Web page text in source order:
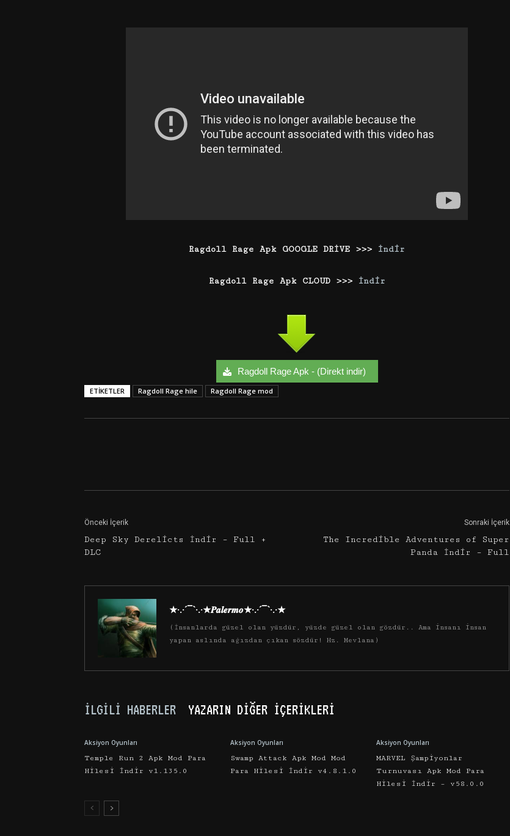
Ragdoll Rage Apk GOOGLE DRİVE >>> İndir
Ragdoll Rage Apk CLOUD >>>İndir
Ragdoll Rage Apk - (Direkt indir)
ETIKETLER Ragdoll Rage hile Ragdoll Rage mod
Önceki İçerik
Deep Sky Derelicts İndir – Full +
DLC
Sonraki İçerik
The Incredible Adventures of Super
Panda İndir – Full
★·.·´¯`·.·★𝑷𝒂𝒍𝒆𝒓𝒎𝒐★·.·´¯`·.·★
(İnsanlarda güzel olan yüzdür, yüzde güzel olan gözdür.. Ama insanı insan
yapan aslında ağızdan çıkan sözdür! Hz. Mevlana)
İLGILI HABERLER YAZARIN DIĞER İÇERIKLERI
Aksiyon Oyunları
Temple Run 2 Apk Mod Para
Hilesi İndir v1.135.0
Aksiyon Oyunları
Swamp Attack Apk Mod Mod
Para Hilesi İndir v4.8.1.0
Aksiyon Oyunları
MARVEL Şampiyonlar
Turnuvası Apk Mod Para
Hilesi İndir – v58.0.0